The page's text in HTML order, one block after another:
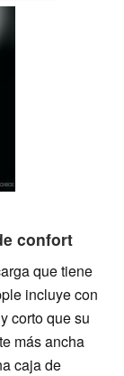
confort
que tiene
incluye con
corto que su
más ancha
caja de